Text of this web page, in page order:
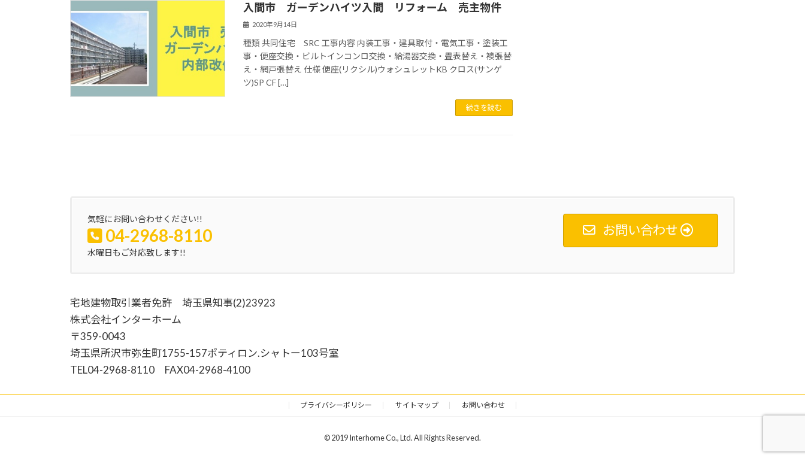
入間市 ガーデンハイツ入間 リフォーム 売主物件
2020年9月14日
種類 共同住宅 SRC 工事内容 内装工事・建具取付・電気工事・塗装工
事・便座交換・ビルトインコンロ交換・給湯器交換・畳表替え・襖張替
え・網戸張替え 仕様 便座(リクシル)ウォシュレットKB クロス(サンゲ
ツ)SP CF […]
続きを読む
気軽にお問い合わせください!!
04-2968-8110
水曜日もご対応致します!!
お問い合わせ
宅地建物取引業者免許 埼玉県知事(2)23923
株式会社インターホーム
〒359-0043
埼玉県所沢市弥生町1755-157ポティロン.シャトー103号室
TEL04-2968-8110 FAX04-2968-4100
プライバシーポリシー サイトマップ お問い合わせ
© 2019 Interhome Co., Ltd. All Rights Reserved.